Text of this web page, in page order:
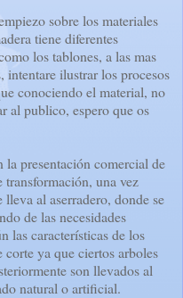
sobre los materiales
tiene diferentes
los tablones, a las mas
intentare ilustrar los procesos
conociendo el material, no
al publico, espero que os
la presentación comercial de
transformación, una vez
al aserradero, donde se
de las necesidades
las características de los
ya que ciertos arboles
son llevados al
natural o artificial.